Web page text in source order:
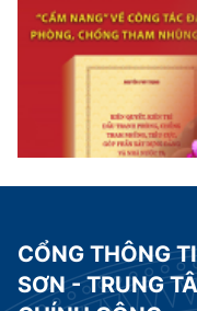
CỔNG THÔNG
SƠN - TRUNG